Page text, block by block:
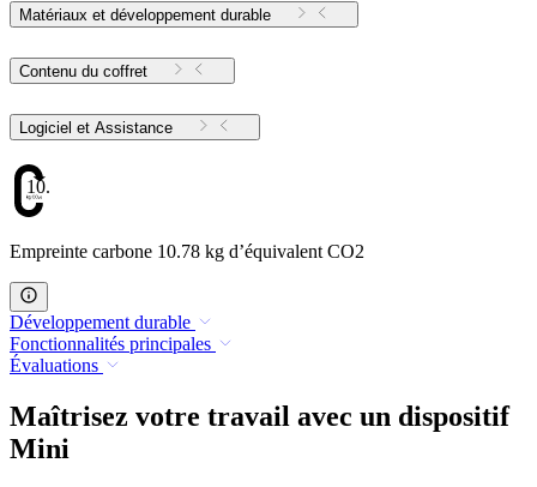
Matériaux et développement durable
Contenu du coffret
Logiciel et Assistance
10.78
Empreinte carbone 10.78 kg d’équivalent CO2
Développement durable
Fonctionnalités principales
Évaluations
Maîtrisez votre travail avec un dispositif
Mini